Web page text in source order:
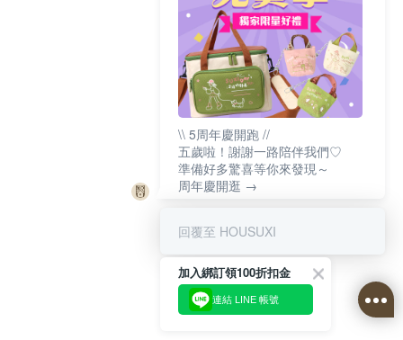
\\ 5周年慶開跑 //
五歲啦！謝謝一路陪伴我們♡
準備好多驚喜等你來發現～
周年慶開逛 →
回覆至 HOUSUXI
加入綁訂領100折扣金
連結 LINE 帳號